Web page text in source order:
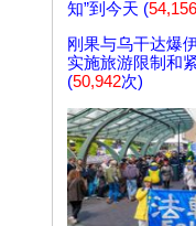
知”到今天 (54,156
刚果与乌干达爆
实施旅游限制和
(50,942次)